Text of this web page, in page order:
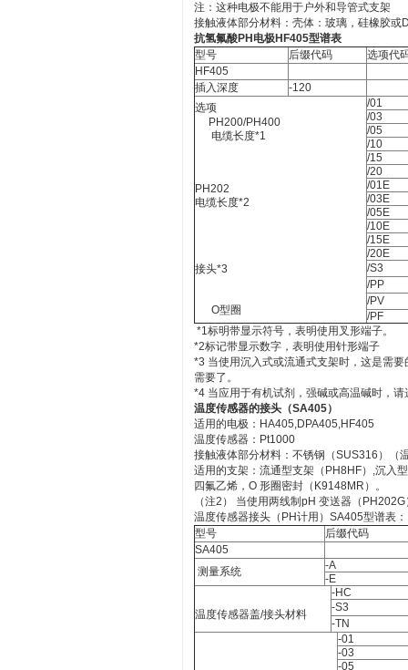
注：这种电极不能用于户外和导管式支架
接触液体部分材料：壳体：玻璃，硅橡胶或
抗氢氟酸PH 电极HF405型谱表
型号
后缀代码
选项代
HF405
插入深度
-120
选项
PH200/PH400
电缆长度*1
PH202
电缆长度*2
接头*3
O型圈
/01
/03
/05
/10
/15
/20
/01E
/03E
/05E
/10E
/15E
/20E
/S3
/PP
/PV
/PF
*1标明带显示符号，表明使用叉形端子。
*2标记带显示数字，表明使用针形端子
*3 当使用沉入式或流通式支架时，这是需
需要了。
*4 当应用于有机试剂，强碱或高温碱时，
温度传感器的接头（SA405）
适用的电极：HA405,DPA405,HF405
温度传感器：Pt1000
接触液体部分材料：不锈钢（SUS316）（
适用的支架：流通型支架（PH8HF）,沉入
四氟乙烯，O 形圈密封（K9148MR）。
（注2） 当使用两线制pH 变送器（
温度传感器接头（PH计用）SA405型谱表：
型号
后缀代码
SA405
测量系统
-A
-E
温度传感器盖/接头材料
-HC
-S3
-TN
-01
-03
-05